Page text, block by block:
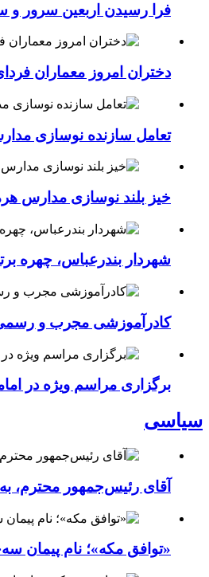
فرا رسیدن اربعین سرور و
دختران امروز معماران
تعامل سازنده نوسازی مدارس
خیز بلند نوسازی مدارس هرمزگان برای استقبال از
شهردار بندرعباس، چهره
کادرآموزشی مجرب و رسمی
برگزاری مراسم ویژه در
سیاسی
آقای رئیس‌جمهور محترم،
«توافق مکه»؛ نام پیمان